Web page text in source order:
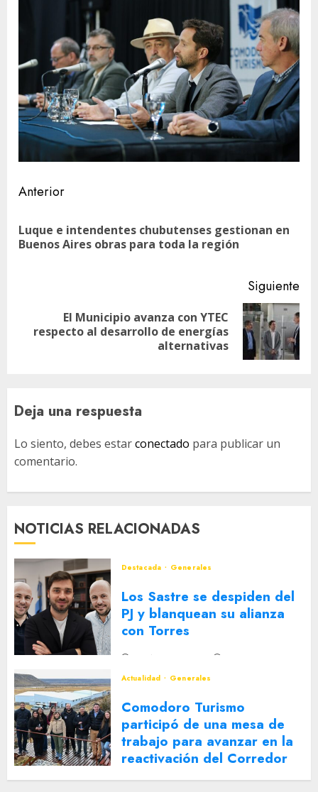
Navegación
de
entradas
Anterior
Luque e intendentes chubutenses gestionan en
Buenos Aires obras para toda la región
Siguiente
Siguiente
El Municipio avanza con YTEC
respecto al desarrollo de energías
alternativas
Deja una respuesta
Lo siento, debes estarconectado para publicar un
comentario.
NOTICIAS RELACIONADAS
Destacada Generales
Los Sastre se despiden del
PJ y blanquean su alianza
con Torres
2 DE AGOSTO DE 2026
Actualidad
Generales
Comodoro Turismo
participó de una mesa de
trabajo para avanzar en la
reactivación del Corredor
Turístico Integrado